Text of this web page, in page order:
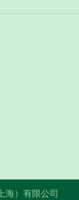
海）有限公司